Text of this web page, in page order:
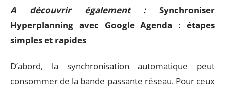
A découvrir également :
Synchroniser
Hyperplanning avec Google Agenda : étapes
simples et rapides
D’abord, la synchronisation automatique peut
consommer de la bande passante réseau. Pour ceux